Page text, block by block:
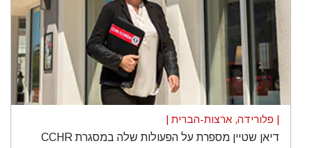
| פלורידה, ארצות-הברית |
דיאן שטיין מספרת על הפעולות שלה במסגרת CCHR